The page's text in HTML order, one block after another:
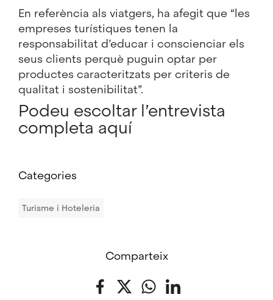
En referència als viatgers, ha afegit que “les
empreses turístiques tenen la
responsabilitat d’educar i conscienciar els
seus clients perquè puguin optar per
productes caracteritzats per criteris de
qualitat i sostenibilitat”.
Podeu escoltar l’entrevista
completa aquí
Categories
Turisme i Hoteleria
Comparteix
Facebook
Twitter WhatsApp